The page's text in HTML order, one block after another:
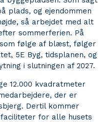
plads, og ejendommen
så arbejdet med alt
sommerferien. På
følge af blæst, følger
5E Byg, tidsplanen, og
i slutningen af 2027.
12.000 kvadratmeter
der er
Dertil kommer
for alle husets